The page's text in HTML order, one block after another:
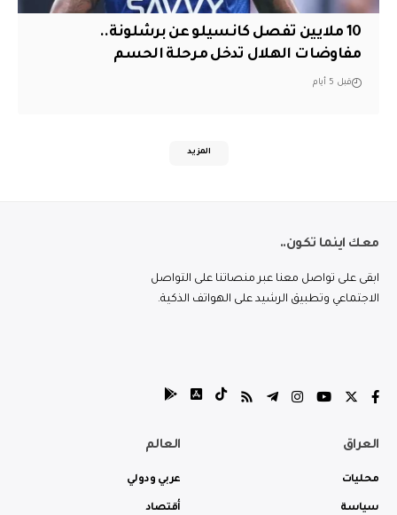
10 ملايين تفصل كانسيلو عن برشلونة..
مفاوضات الهلال تدخل مرحلة الحسم
قبل 5 أيام
المزيد
معك اينما تكون..
ابقى على تواصل معنا عبر منصاتنا على التواصل
الاجتماعي وتطبيق الرشيد على الهواتف الذكية.
العراق
محليات
سياسة
العالم
عربي ودولي
أقتصاد